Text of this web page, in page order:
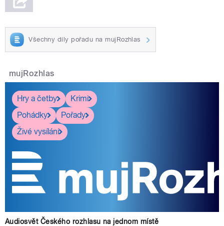
Všechny díly pořadu na mujRozhlas
mujRozhlas
Hry a četby
Krimi
Pohádky
Pořady
Živé vysílání
Audiosvět Českého rozhlasu na jednom místě